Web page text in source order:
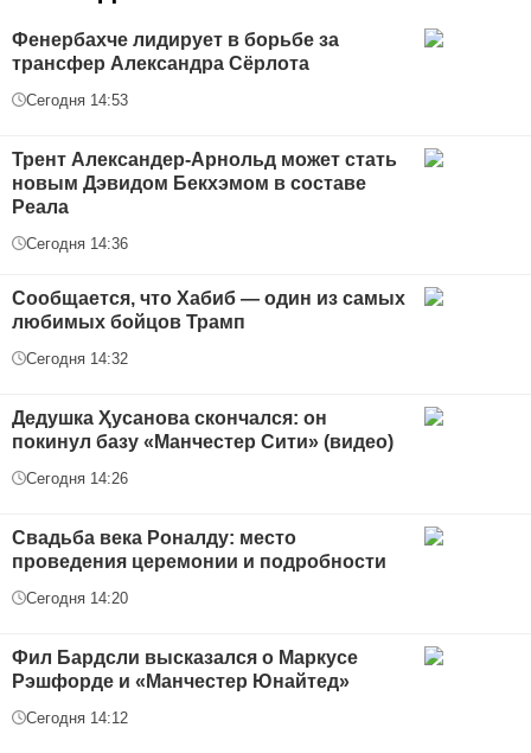
Фенербахче лидирует в борьбе за
трансфер Александра Сёрлота
Сегодня 14:53
Трент Александер-Арнольд может стать
новым Дэвидом Бекхэмом в составе
Реала
Сегодня 14:36
Сообщается, что Хабиб — один из самых
любимых бойцов Трамп
Сегодня 14:32
Дедушка Ҳусанова скончался: он
покинул базу «Манчестер Сити» (видео)
Сегодня 14:26
Свадьба века Роналду: место
проведения церемонии и подробности
Сегодня 14:20
Фил Бардсли высказался о Маркусе
Рэшфорде и «Манчестер Юнайтед»
Сегодня 14:12